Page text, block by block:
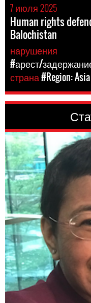
7 июля 2025
Human rights
Balochistan
нарушения
#арест/
страна#Region: